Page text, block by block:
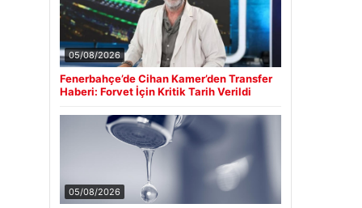
05/08/2026
Fenerbahçe’de Cihan Kamer’den Transfer
Haberi: Forvet İçin Kritik Tarih Verildi
05/08/2026